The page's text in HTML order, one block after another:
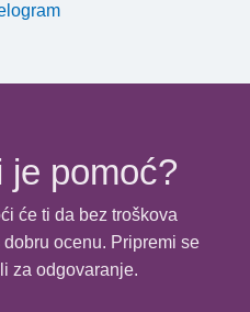
je pomoć?
će ti da bez troškova
ocenu. Pripremi se
za odgovaranje.